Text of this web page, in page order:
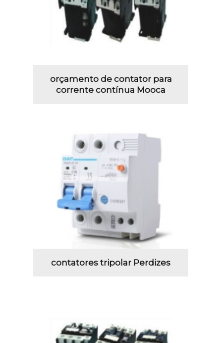
orçamento de contator para
corrente contínua Mooca
contatores tripolar Perdizes